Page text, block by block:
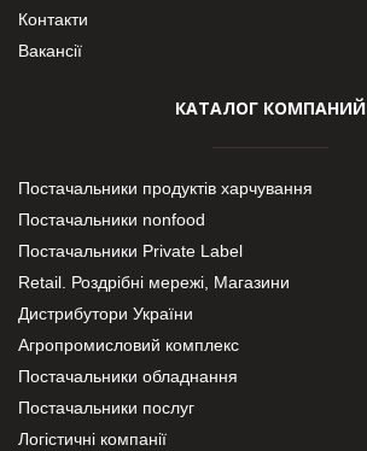
Контакти
Вакансії
КАТАЛОГ КОМПАНИЙ
Постачальники продуктів харчування
Постачальники nonfood
Постачальники Private Label
Retail. Роздрібні мережі, Магазини
Дистрибутори України
Агропромисловий комплекс
Постачальники обладнання
Постачальники послуг
Логістичні компанії